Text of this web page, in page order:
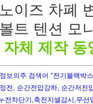
노이즈 차폐
볼트 텐션 모
자체 제작
보의주 검색어 "전기블랙박
전, 순간전압강하, 순간저전
전차단기,축전지셀감시,무